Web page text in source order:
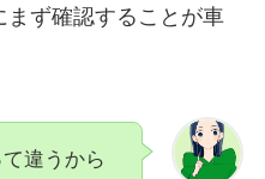
ず確認することが車
違うから